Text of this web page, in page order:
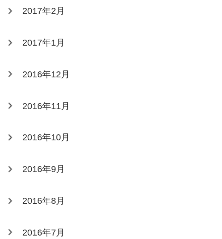
2017年2月
2017年1月
2016年12月
2016年11月
2016年10月
2016年9月
2016年8月
2016年7月